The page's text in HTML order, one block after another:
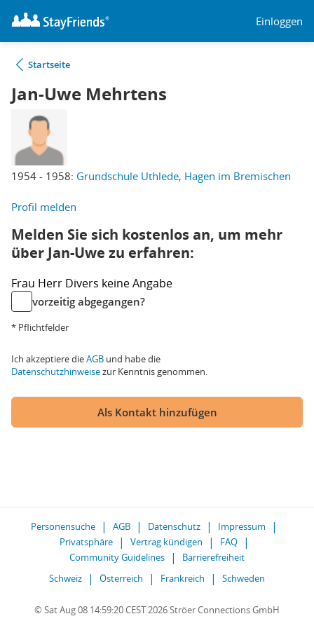
Einloggen
Startseite
Jan-Uwe Mehrtens
1954 - 1958: Grundschule Uthlede, Hagen im Bremischen
Profil melden
Melden Sie sich kostenlos an, um mehr
über Jan-Uwe zu erfahren:
Frau Herr Divers keine Angabe
vorzeitig abgegangen?
* Pflichtfelder
Ich akzeptiere dieAGB und habe die
Datenschutzhinweisezur Kenntnis genommen.
Als Kontakt hinzufügen
Personensuche AGB Datenschutz
Impressum
Privatsphäre
Vertrag kündigen
FAQ
Community Guidelines
Barrierefreiheit
Schweiz
Österreich Frankreich Schweden
© Sat Aug 08 14:59:20 CEST 2026 Ströer Connections GmbH